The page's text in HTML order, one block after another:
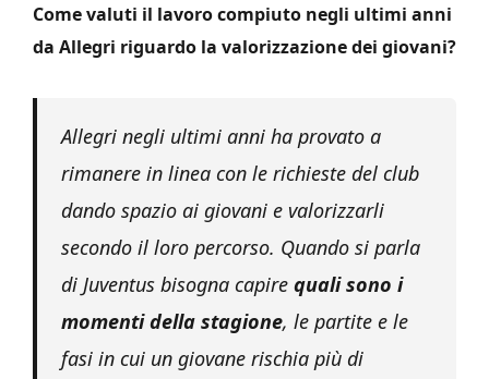
Come valuti il lavoro compiuto negli ultimi anni
da Allegri riguardo la valorizzazione dei giovani?
Allegri negli ultimi anni ha provato a
rimanere in linea con le richieste del club
dando spazio ai giovani e valorizzarli
secondo il loro percorso. Quando si parla
di Juventus bisogna capire quali sono i
momenti della stagione, le partite e le
fasi in cui un giovane rischia più di